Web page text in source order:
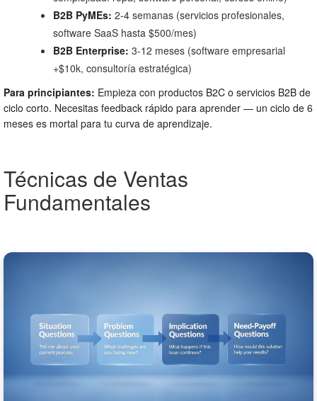
B2B PyMEs: 2-4 semanas (servicios profesionales,
software SaaS hasta $500/mes)
B2B Enterprise: 3-12 meses (software empresarial
+$10k, consultoría estratégica)
Para principiantes: Empieza con productos B2C o servicios B2B de
ciclo corto. Necesitas feedback rápido para aprender — un ciclo de 6
meses es mortal para tu curva de aprendizaje.
Técnicas de Ventas
Fundamentales